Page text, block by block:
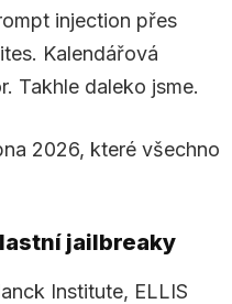
injection přes
Kalendářová
Takhle daleko jsme.
2026, které všechno
jailbreaky
Institute, ELLIS